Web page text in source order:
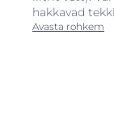
hakkavad
Avasta rohkem